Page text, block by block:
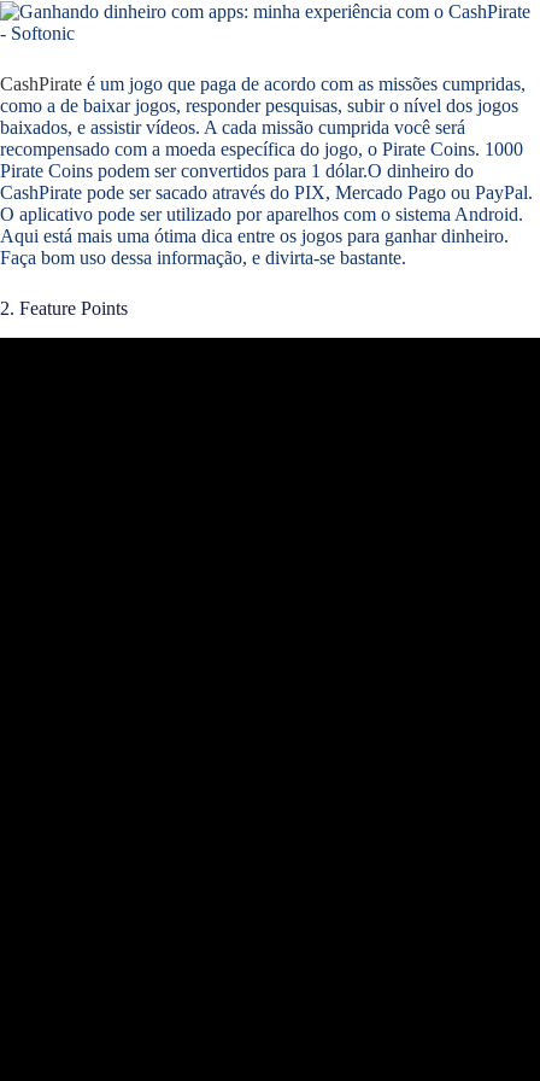
CashPirate é um jogo que paga de acordo com as missões cumpridas,
como a de baixar jogos, responder pesquisas, subir o nível dos jogos
baixados, e assistir vídeos. A cada missão cumprida você será
recompensado com a moeda específica do jogo, o Pirate Coins. 1000
Pirate Coins podem ser convertidos para 1 dólar.O dinheiro do
CashPirate pode ser sacado através do PIX, Mercado Pago ou PayPal.
O aplicativo pode ser utilizado por aparelhos com o sistema Android.
Aqui está mais uma ótima dica entre os jogos para ganhar dinheiro.
Faça bom uso dessa informação, e divirta-se bastante.
2. Feature Points